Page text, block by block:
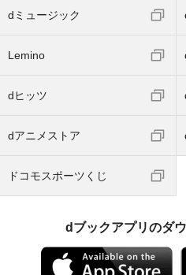
dミュージック
Lemino
dヒッツ
dアニメストア
ドコモスポーツくじ
dブックアプリのダ